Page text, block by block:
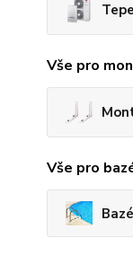
Vše pro
Vše pro